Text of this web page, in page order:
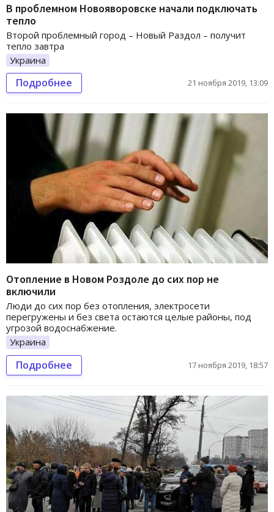
В проблемном Новояворовске начали подключать
тепло
Второй проблемный город – Новый Раздол – получит
тепло завтра
Украина
Подробнее 21 ноября 2019, 13:09
Отопление в Новом Роздоле до сих пор не
включили
Люди до сих пор без отопления, электросети
перегружены и без света остаются целые районы, под
угрозой водоснабжение.
Украина
Подробнее 17 ноября 2019, 18:57